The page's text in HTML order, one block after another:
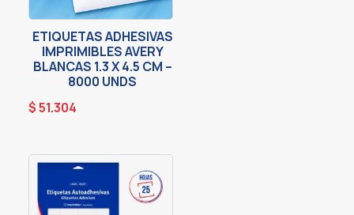
ETIQUETAS ADHESIVAS
IMPRIMIBLES AVERY
BLANCAS 1.3 X 4.5 CM –
8000 UNDS
$51.304